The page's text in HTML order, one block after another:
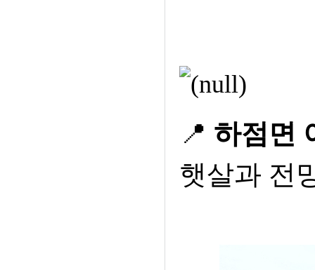
📍 하점면
햇살과 전